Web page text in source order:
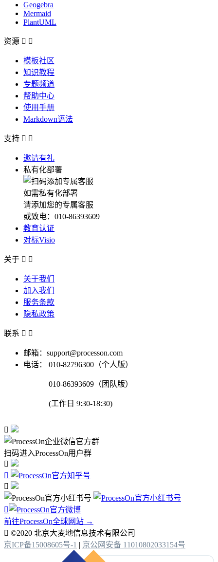
Geogebra
Mermaid
PlantUML
资源  
模板社区
知识教程
专题频道
帮助中心
使用手册
Markdown语法
支持  
邀请有礼
私有化部署
如需私有化部署
请添加您的专属客服
或致电：010-86393609
教育认证
对标Visio
关于  
关于我们
加入我们
服务条款
隐私政策
联系  
邮箱：support@processon.com
电话：
010-82796300（个人版）
010-86393609（团队版）
(工作日 9:30-18:30)

扫码进入ProcessOn用户群




前往ProcessOn全球网站 →
 ©2020 北京大麦地信息技术有限公司
京ICP备15008605号-1 | 京公网安备 11010802033154号